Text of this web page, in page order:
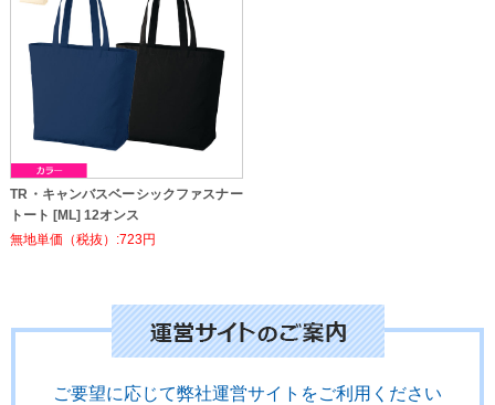
TR・キャンバスベーシックファスナー
トート [ML] 12オンス
無地単価（税抜）:723円
ご要望に応じて弊社運営サイトをご利用ください